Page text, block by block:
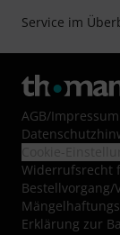
Service im
AGB/Impressum
Widerrufsrecht
Bestellvorgang/
Erklärung zur